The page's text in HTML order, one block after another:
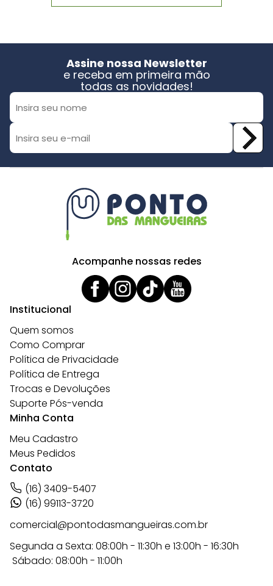
Assine nossa Newsletter
e receba em primeira mão
todas as novidades!
Acompanhe nossas redes
Institucional
Quem somos
Como Comprar
Política de Privacidade
Política de Entrega
Trocas e Devoluções
Suporte Pós-venda
Minha Conta
Meu Cadastro
Meus Pedidos
Contato
(16) 3409-5407
(16) 99113-3720
comercial@pontodasmangueiras.com.br
Segunda a Sexta: 08:00h - 11:30h e 13:00h - 16:30h
Sábado: 08:00h - 11:00h